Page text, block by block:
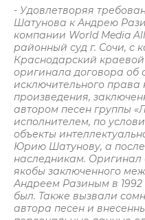
- Удовлетворяя
Шатунова к Андрею
компании World Media
районный суд г. Сочи, с
Краснодарский краевой
оригинала договора об
исключительного права
произведения,
автором песен группы
исполнителем, по
объекты
Юрию Шатунову, а после
наследникам. Оригинал
якобы заключенного
Андреем Разиным в 1992
был. Также вызвали
автора песен и